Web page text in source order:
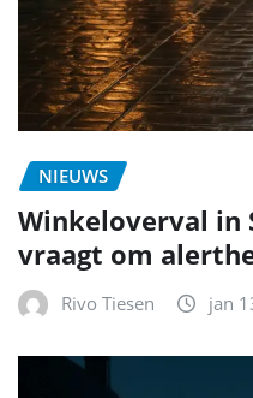
NIEUWS
Winkeloverval in
vraagt om
Rivo Tiesen jan